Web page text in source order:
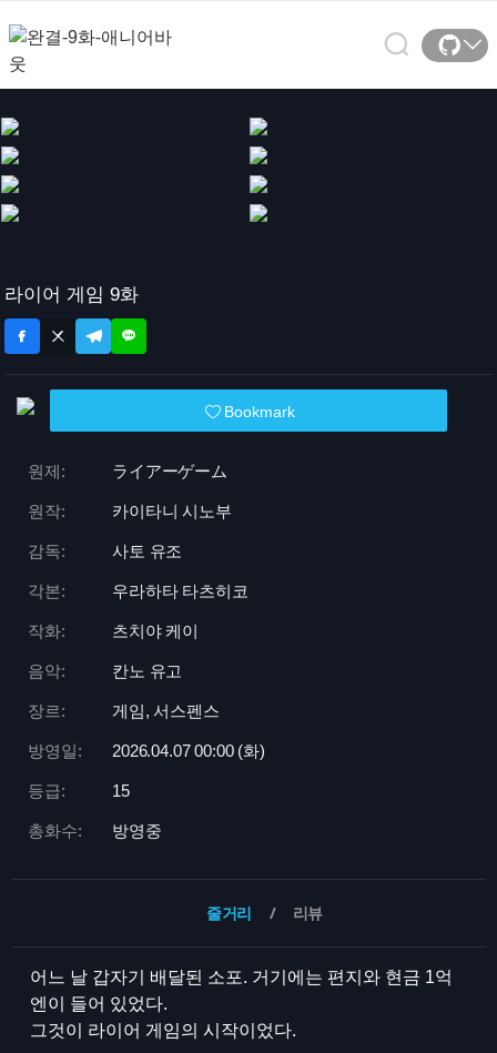
라이어 게임 9화
Bookmark
원제: ライアーゲーム
원작: 카이타니 시노부
감독: 사토 유조
각본: 우라하타 타츠히코
작화: 츠치야 케이
음악: 칸노 유고
장르: 게임, 서스펜스
방영일: 2026.04.07 00:00 (화)
등급: 15
총화수: 방영중
줄거리 리뷰
어느 날 갑자기 배달된 소포. 거기에는 편지와 현금 1억
엔이 들어 있었다.
그것이 라이어 게임의 시작이었다.